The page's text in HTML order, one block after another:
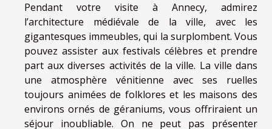
Pendant votre visite à Annecy, admirez
l’architecture médiévale de la ville, avec les
gigantesques immeubles, qui la surplombent. Vous
pouvez assister aux festivals célèbres et prendre
part aux diverses activités de la ville. La ville dans
une atmosphère vénitienne avec ses ruelles
toujours animées de folklores et les maisons des
environs ornés de géraniums, vous offriraient un
séjour inoubliable. On ne peut pas présenter